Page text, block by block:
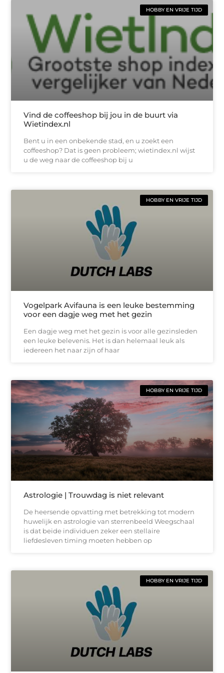
HOBBY EN VRIJE TIJD
Vind de coffeeshop bij jou in de buurt via
Wietindex.nl
Bent u in een onbekende stad, en u zoekt een
coffeeshop? Dat is geen probleem; wietindex.nl wijst
u de weg naar de coffeeshop bij u
HOBBY EN VRIJE TIJD
Vogelpark Avifauna is een leuke bestemming
voor een dagje weg met het gezin
Een dagje weg met het gezin is voor alle gezinsleden
een leuke belevenis. Het is dan helemaal leuk als
iedereen het naar zijn of haar
HOBBY EN VRIJE TIJD
Astrologie | Trouwdag is niet relevant
De heersende opvatting met betrekking tot modern
huwelijk en astrologie van sterrenbeeld Weegschaal
is dat beide individuen zeker een stellaire
liefdesleven timing moeten hebben op
HOBBY EN VRIJE TIJD